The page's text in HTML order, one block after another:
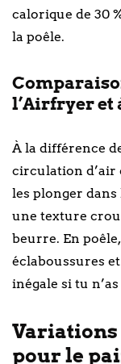
calorique de 30
la poêle.
l’Airfryer et
À la différence
circulation d’air
les plonger dans
une texture
beurre. En
éclaboussures
inégale si tu
Variations
pour le